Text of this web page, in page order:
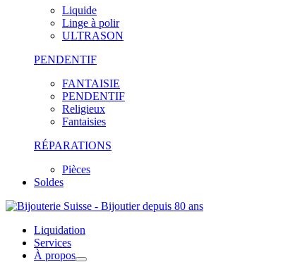
Liquide
Linge à polir
ULTRASON
PENDENTIF
FANTAISIE
PENDENTIF
Religieux
Fantaisies
RÉPARATIONS
Pièces
Soldes
Liquidation
Services
À propos